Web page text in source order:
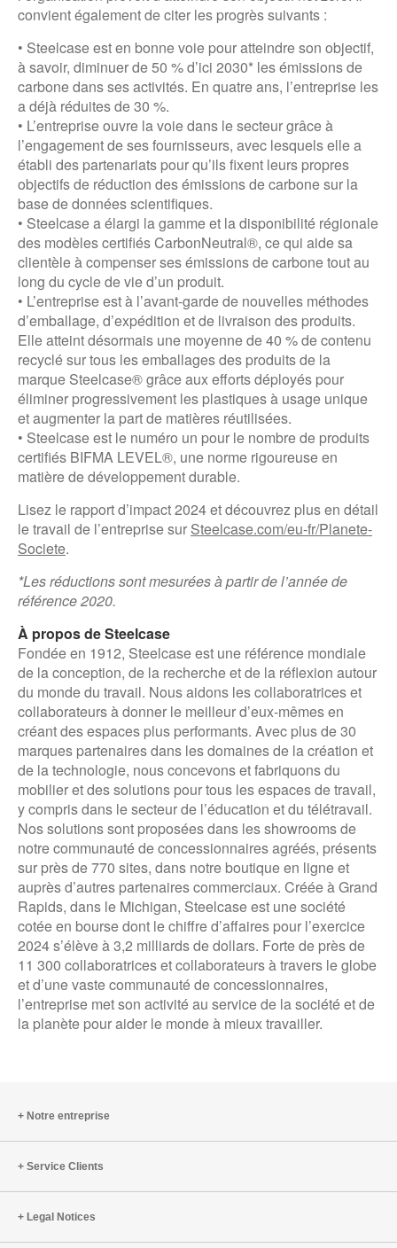
convient également de citer les progrès suivants :
• Steelcase est en bonne voie pour atteindre son objectif,
à savoir, diminuer de 50 % d’ici 2030* les émissions de
carbone dans ses activités. En quatre ans, l’entreprise les
a déjà réduites de 30 %.
• L’entreprise ouvre la voie dans le secteur grâce à
l’engagement de ses fournisseurs, avec lesquels elle a
établi des partenariats pour qu’ils fixent leurs propres
objectifs de réduction des émissions de carbone sur la
base de données scientifiques.
• Steelcase a élargi la gamme et la disponibilité régionale
des modèles certifiés CarbonNeutral®, ce qui aide sa
clientèle à compenser ses émissions de carbone tout au
long du cycle de vie d’un produit.
• L’entreprise est à l’avant-garde de nouvelles méthodes
d’emballage, d’expédition et de livraison des produits.
Elle atteint désormais une moyenne de 40 % de contenu
recyclé sur tous les emballages des produits de la
marque Steelcase® grâce aux efforts déployés pour
éliminer progressivement les plastiques à usage unique
et augmenter la part de matières réutilisées.
• Steelcase est le numéro un pour le nombre de produits
certifiés BIFMA LEVEL®, une norme rigoureuse en
matière de développement durable.
Lisez le rapport d’impact 2024 et découvrez plus en détail
le travail de l’entreprise sur Steelcase.com/eu-fr/Planete-
Societe.
*Les réductions sont mesurées à partir de l’année de
référence 2020.
À propos de Steelcase
Fondée en 1912, Steelcase est une référence mondiale
de la conception, de la recherche et de la réflexion autour
du monde du travail. Nous aidons les collaboratrices et
collaborateurs à donner le meilleur d’eux-mêmes en
créant des espaces plus performants. Avec plus de 30
marques partenaires dans les domaines de la création et
de la technologie, nous concevons et fabriquons du
mobilier et des solutions pour tous les espaces de travail,
y compris dans le secteur de l’éducation et du télétravail.
Nos solutions sont proposées dans les showrooms de
notre communauté de concessionnaires agréés, présents
sur près de 770 sites, dans notre boutique en ligne et
auprès d’autres partenaires commerciaux. Créée à Grand
Rapids, dans le Michigan, Steelcase est une société
cotée en bourse dont le chiffre d’affaires pour l’exercice
2024 s’élève à 3,2 milliards de dollars. Forte de près de
11 300 collaboratrices et collaborateurs à travers le globe
et d’une vaste communauté de concessionnaires,
l’entreprise met son activité au service de la société et de
la planète pour aider le monde à mieux travailler.
Notre entreprise
Service Clients
Legal Notices